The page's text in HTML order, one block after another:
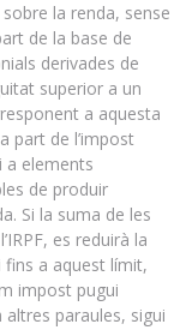
la renda, sense
de la base de
derivades de
superior a un
a aquesta
part de l’impost
a elements
de produir
Si la suma de les
es reduirà la
fins a aquest límit,
impost pugui
altres paraules, sigui